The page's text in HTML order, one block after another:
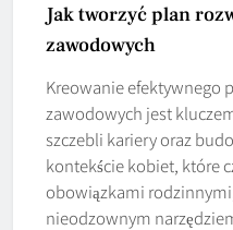
Jak tworzyć plan
zawodowych
Kreowanie efektywnego
zawodowych jest
szczebli kariery oraz
kontekście kobiet, które
obowiązkami
nieodzownym